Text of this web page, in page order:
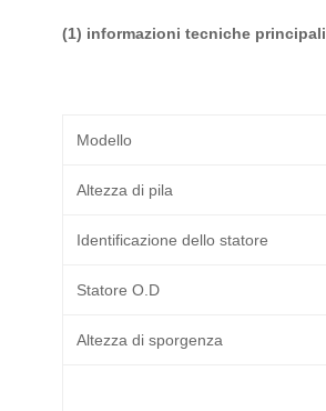
(1) informazioni tecniche principali
Modello
Altezza di pila
Identificazione dello statore
Statore O.D
Altezza di sporgenza